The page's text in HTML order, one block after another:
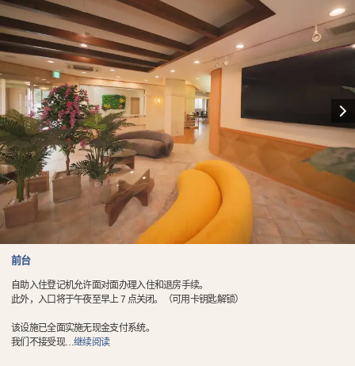
前台
自助入住登记机允许面对面办理入住和退房手续。
此外，入口将于午夜至早上 7 点关闭。（可用卡钥匙解锁）
该设施已全面实施无现金支付系统。
我们不接受现…继续阅读